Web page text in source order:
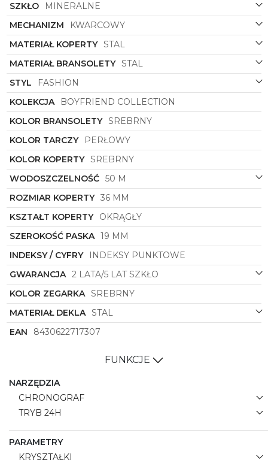
połysk, nadaje mu niepowtarzalnego uroku i klasy.
Subtelne białe refleksy nadają eleganckiego blasku,
który sprawia, że zegarek ten przyciąga wzrok i robi
wielkie wrażenie.
Kształt okrągłej koperty doskonale komponuje się z
delikatną sylwetką zegarka, podkreślając jego
damski charakter. Dzięki precyzyjnie wykonanym
detalom oraz wysokiej jakości materiałom ten
zegarek zachwyca nie tylko swoim designem, ale
także niezawodnością i trwałością.
Zegarek damskiFestinasymbol20401/1to nie tylko
dodatek, ale wyjątkowy element garderoby, który
podkreśli Twój wyjątkowy styl i elegancję. Bądź na
czasie z modowymi trendami, zegarek ten pozwoli
Ci lśnić na każdym wydarzeniu i doda klasy każdej
stylizacji. Pozwól sobie na odrobinę luksusu i
wybierz zegarek, który będzie Twoim niezawodnym
towarzyszem w każdej sytuacji.
SZKŁO
MINERALNE
MECHANIZM
KWARCOWY
MATERIAŁ KOPERTY STAL
MATERIAŁ BRANSOLETY STAL
STYL
FASHION
KOLEKCJA
BOYFRIEND COLLECTION
KOLOR BRANSOLETY SREBRNY
KOLOR TARCZY
PERŁOWY
KOLOR KOPERTY SREBRNY
WODOSZCZELNOŚĆ 50 M
ROZMIAR KOPERTY 36 MM
KSZTAŁT KOPERTY OKRĄGŁY
SZEROKOŚĆ PASKA 19 MM
INDEKSY / CYFRY
INDEKSY PUNKTOWE
GWARANCJA 2 LATA/5 LAT SZKŁO
KOLOR ZEGARKA SREBRNY
MATERIAŁ DEKLA STAL
EAN
8430622717307
FUNKCJE
NARZĘDZIA
CHRONOGRAF
TRYB 24H
PARAMETRY
KRYSZTAŁKI